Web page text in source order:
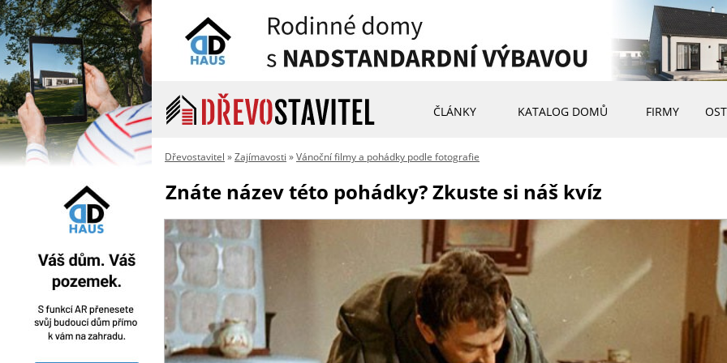
ČLÁNKY KATALOG DOMŮ FIRMY
Dřevostavitel »Zajímavosti »Vánoční filmy a pohádky podle fotografie
Znáte název této pohádky? Zkuste si náš kvíz